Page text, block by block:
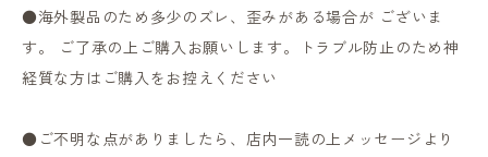
●海外製品のため多少のズレ、歪みがある場合が ございま
す。 ご了承の上ご購入お願いします。トラブル防止のため神
経質な方はご購入をお控えください
●ご不明な点がありましたら、店内一読の上メッセージより